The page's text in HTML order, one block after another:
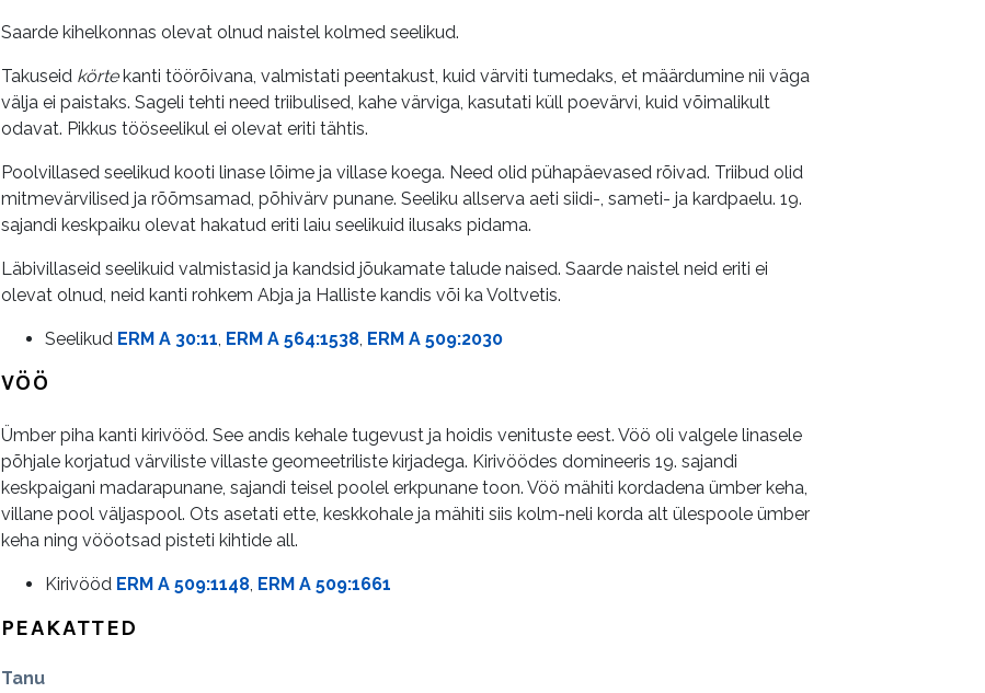
Saarde kihelkonnas olevat olnud naistel kolmed seelikud.
Takuseid körtekanti töörõivana, valmistati peentakust, kuid värviti tumedaks, et määrdumine nii väga
välja ei paistaks. Sageli tehti need triibulised, kahe värviga, kasutati küll poevärvi, kuid võimalikult
odavat. Pikkus tööseelikul ei olevat eriti tähtis.
Poolvillased seelikud kooti linase lõime ja villase koega. Need olid pühapäevased rõivad. Triibud olid
mitmevärvilised ja rõõmsamad, põhivärv punane. Seeliku allserva aeti siidi-, sameti- ja kardpaelu. 19.
sajandi keskpaiku olevat hakatud eriti laiu seelikuid ilusaks pidama.
Läbivillaseid seelikuid valmistasid ja kandsid jõukamate talude naised. Saarde naistel neid eriti ei
olevat olnud, neid kanti rohkem Abja ja Halliste kandis või ka Voltvetis.
Seelikud ERM A 30:11, ERM A 564:1538, ERM A 509:2030
VÖÖ
Ümber piha kanti kirivööd. See andis kehale tugevust ja hoidis venituste eest. Vöö oli valgele linasele
põhjale korjatud värviliste villaste geomeetriliste kirjadega. Kirivöödes domineeris 19. sajandi
keskpaigani madarapunane, sajandi teisel poolel erkpunane toon. Vöö mähiti kordadena ümber keha,
villane pool väljaspool. Ots asetati ette, keskkohale ja mähiti siis kolm-neli korda alt ülespoole ümber
keha ning vööotsad pisteti kihtide all.
Kirivööd ERM A 509:1148, ERM A 509:1661
PEAKATTED
Tanu